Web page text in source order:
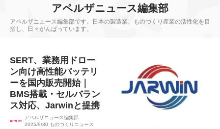
アペルザニュース編集部
アペルザニュース編集部です。日本の製造業、ものづくり産業の活性化を目
指し、日々がんばっています。
SERT、業務用ドロー
ン向け高性能バッテリ
ーを国内販売開始｜
BMS搭載・セルバラン
ス対応、Jarwinと提携
アペルザニュース編集部
2025/9/30 ものづくりニュース